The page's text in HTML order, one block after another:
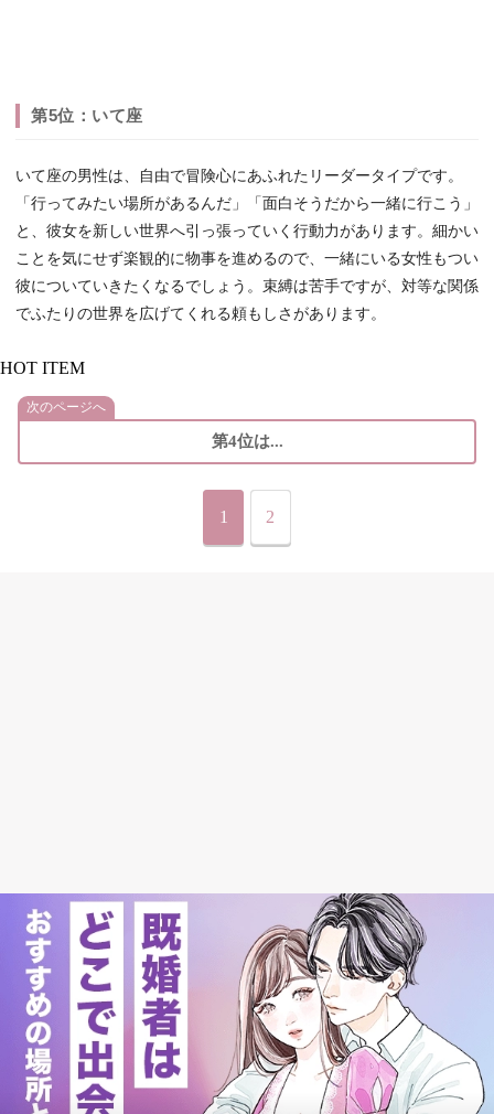
第5位：いて座
いて座の男性は、自由で冒険心にあふれたリーダータイプです。
「行ってみたい場所があるんだ」「面白そうだから一緒に行こう」
と、彼女を新しい世界へ引っ張っていく行動力があります。細かい
ことを気にせず楽観的に物事を進めるので、一緒にいる女性もつい
彼についていきたくなるでしょう。束縛は苦手ですが、対等な関係
でふたりの世界を広げてくれる頼もしさがあります。
HOT ITEM
次のページへ
第4位は...
1 2